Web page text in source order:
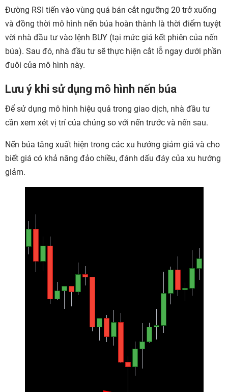
Đường RSI tiến vào vùng quá bán cắt ngưỡng 20 trở xuống
và đồng thời mô hình nến búa hoàn thành là thời điểm tuyệt
vời nhà đầu tư vào lệnh BUY (tại mức giá kết phiên của nến
búa). Sau đó, nhà đầu tư sẽ thực hiện cắt lỗ ngay dưới phần
đuôi của mô hình này.
Lưu ý khi sử dụng mô hình nến búa
Để sử dụng mô hình hiệu quả trong giao dịch, nhà đầu tư
cần xem xét vị trí của chúng so với nến trước và nến sau.
Nến búa tăng xuất hiện trong các xu hướng giảm giá và cho
biết giá có khả năng đảo chiều, đánh dấu đáy của xu hướng
giảm.